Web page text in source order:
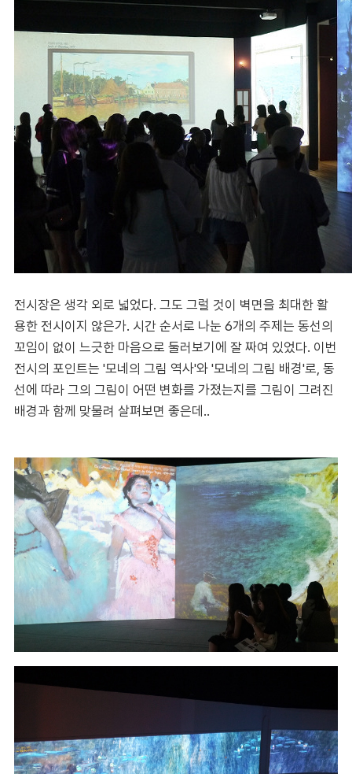
전시장은 생각 외로 넓었다. 그도 그럴 것이 벽면을 최대한 활
용한 전시이지 않은가. 시간 순서로 나눈 6개의 주제는 동선의
꼬임이 없이 느긋한 마음으로 둘러보기에 잘 짜여 있었다. 이번
전시의 포인트는 '모네의 그림 역사'와 '모네의 그림 배경'로, 동
선에 따라 그의 그림이 어떤 변화를 가졌는지를 그림이 그려진
배경과 함께 맞물려 살펴보면 좋은데..